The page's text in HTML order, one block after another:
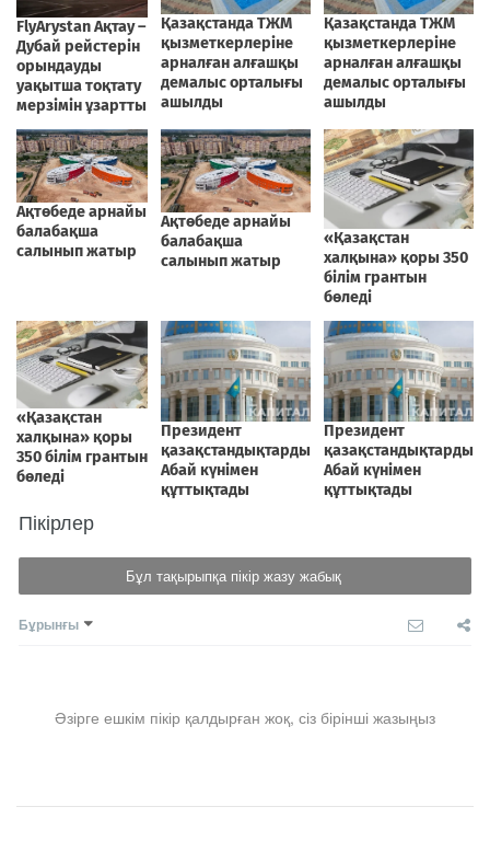
Пікірлер
Бұл тақырыпқа пікір жазу жабық
Бұрынғы
Әзірге ешкім пікір қалдырған жоқ, сіз бірінші жазыңыз